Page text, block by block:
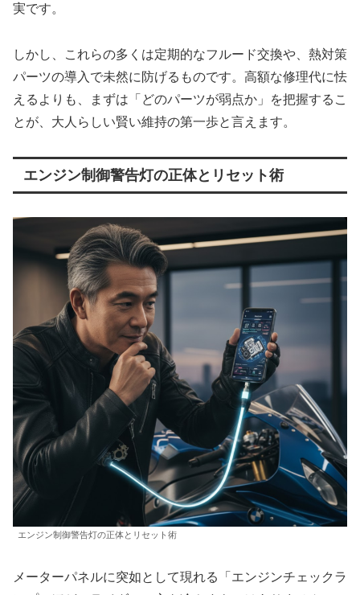
実です。
しかし、これらの多くは定期的なフルード交換や、熱対策
パーツの導入で未然に防げるものです。高額な修理代に怯
えるよりも、まずは「どのパーツが弱点か」を把握するこ
とが、大人らしい賢い維持の第一歩と言えます。
エンジン制御警告灯の正体とリセット術
エンジン制御警告灯の正体とリセット術
メーターパネルに突如として現れる「エンジンチェックラ